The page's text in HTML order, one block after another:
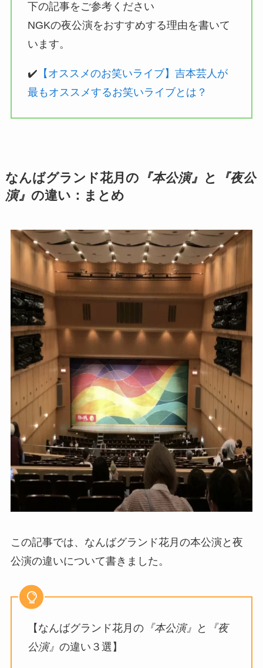
下の記事をご参考ください
NGKの夜公演をおすすめする理由を書いて
います。
✔️ 【オススメのお笑いライブ】吉本芸人が
最もオススメするお笑いライブとは？
なんばグランド花月の 『本公演』 と
『夜公
演』 の違い：まとめ
この記事では、なんばグランド花月の本公演と夜
公演の違いについて書きました。
【なんばグランド花月の『本公演』 と
『夜
公演』 の違い３選】